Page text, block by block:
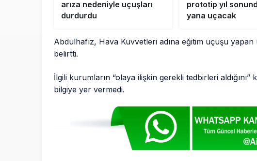
arıza nedeniyle uçuşları
durdurdu
prototip yıl
yana uçacak
Abdulhafız, Hava Kuvvetleri adına eğitim uçuşu
belirtti.
İlgili kurumların “olaya ilişkin gerekli tedbirleri aldığını”
bilgiye yer vermedi.